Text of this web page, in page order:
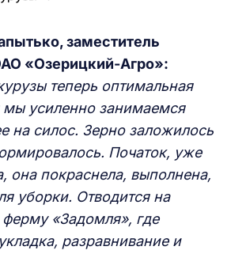
заместитель
«Озерицкий-Агро»:
теперь оптимальная
мы усиленно занимаемся
на силос. Зерно заложилось
Початок, уже
она покраснела, выполнена,
уборки. Отводится на
«Задомля», где
разравнивание и